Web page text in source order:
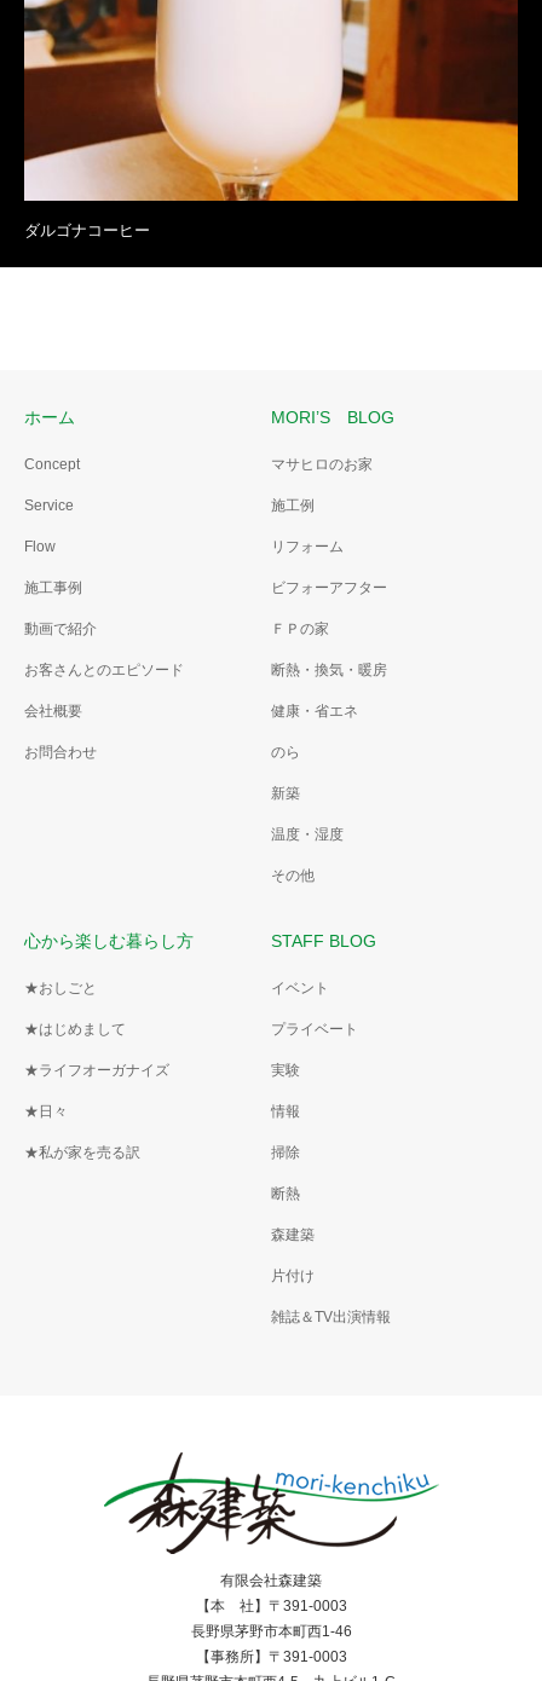
ダルゴナコーヒー
ホーム
Concept
Service
Flow
施工事例
動画で紹介
お客さんとのエピソード
会社概要
お問合わせ
MORI’S BLOG
マサヒロのお家
施工例
リフォーム
ビフォーアフター
ＦＰの家
断熱・換気・暖房
健康・省エネ
のら
新築
温度・湿度
その他
心から楽しむ暮らし方
★おしごと
★はじめまして
★ライフオーガナイズ
★日々
★私が家を売る訳
STAFF BLOG
イベント
プライベート
実験
情報
掃除
断熱
森建築
片付け
雑誌＆TV出演情報
有限会社森建築
【本 社】〒391-0003
長野県茅野市本町西1-46
【事務所】〒391-0003